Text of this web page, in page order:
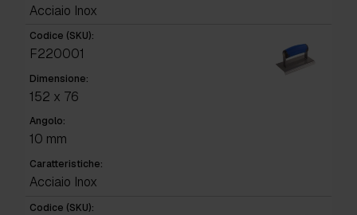
Acciaio Inox
Codice (SKU):
F220001
Dimensione:
152 x 76
Angolo:
10 mm
Caratteristiche:
Acciaio Inox
Codice (SKU):